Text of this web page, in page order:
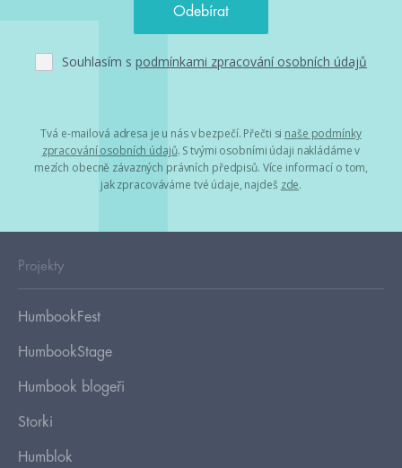
Souhlasím s podmínkami zpracování osobních údajů
Tvá e-mailová adresa je u nás v bezpečí. Přečti si naše podmínky
zpracování osobních údajů. S tvými osobními údaji nakládáme v
mezích obecně závazných právních předpisů. Více informací o tom,
jak zpracováváme tvé údaje, najdeš zde.
Projekty
HumbookFest
HumbookStage
Humbook blogeři
Storki
Humblok